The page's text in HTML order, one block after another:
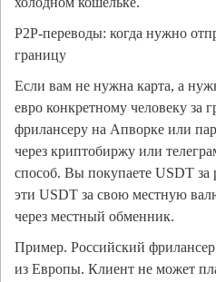
P2P-переводы: когда нужно
границу
Если вам не нужна карта, а
евро конкретному человеку за
фрилансеру на Апворке или
через криптобиржу или
способ. Вы покупаете USDT за
эти USDT за свою местную
через местный обменник.
Пример. Российский фрилансер
из Европы. Клиент не может